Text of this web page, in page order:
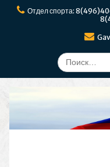
ПерейтиОтдел спорта:
Поиск
по: